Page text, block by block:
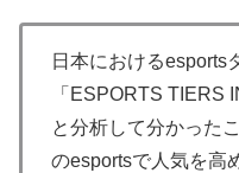
日本におけるesports
「ESPORTS TIERS
と分析して分かった
のesportsで人気を高